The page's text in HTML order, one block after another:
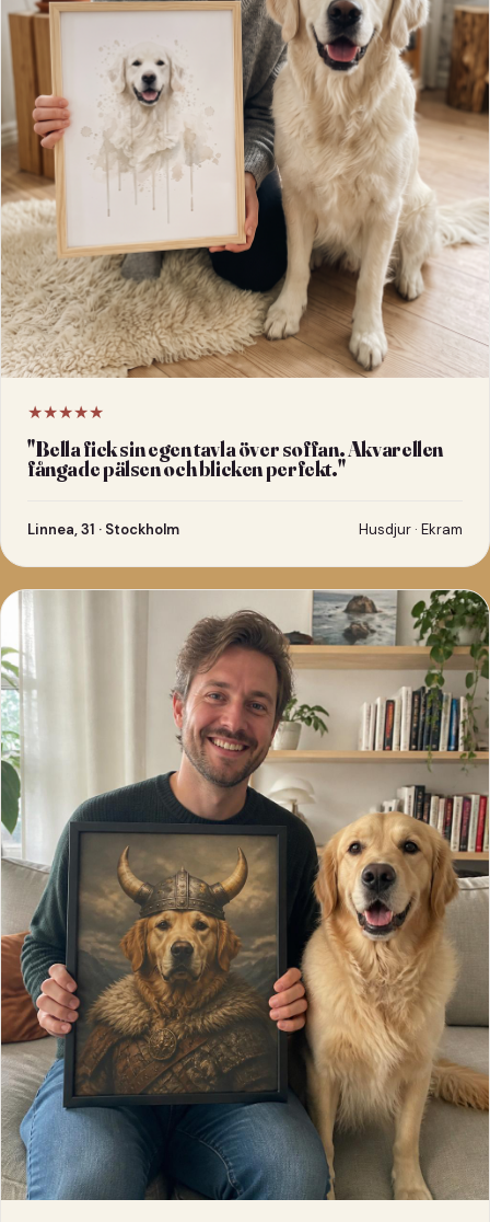
★★★★★
"Bella fick sin egen tavla över soffan. Akvarellen
fångade pälsen och blicken perfekt."
Linnea, 31 · Stockholm Husdjur · Ekram